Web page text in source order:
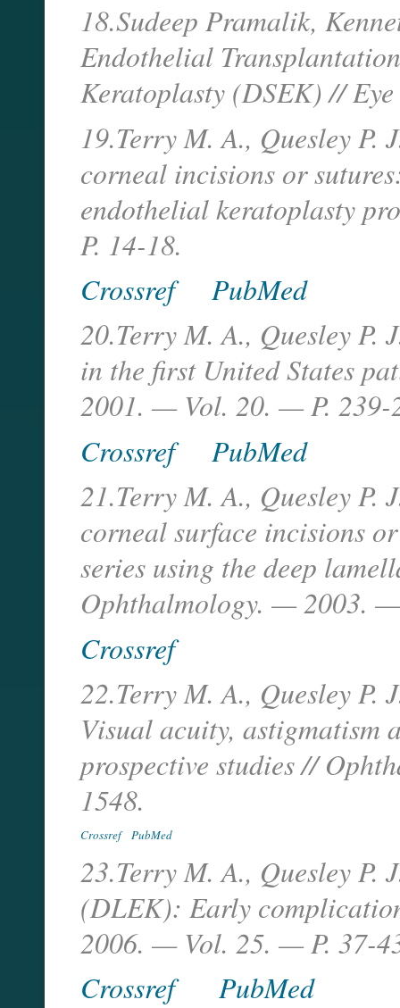
18.Sudeep Pramalik,
Endothelial
Keratoplasty (DSEK) //
19.Terry M. A., Quesley P.
corneal incisions or
endothelial keratoplasty
P. 14-18.
Crossref
PubMed
20.Terry M. A., Quesley P.
in the first United States
2001. — Vol. 20. — P. 239-
Crossref
PubMed
21.Terry M. A., Quesley P.
corneal surface incisions
series using the deep
Ophthalmology. — 2003.
Crossref
22.Terry M. A., Quesley P.
Visual acuity, astigmatism
prospective studies //
1548.
Crossref PubMed
23.Terry M. A., Quesley
(DLEK): Early
2006. — Vol. 25. — P. 37-
Crossref
PubMed